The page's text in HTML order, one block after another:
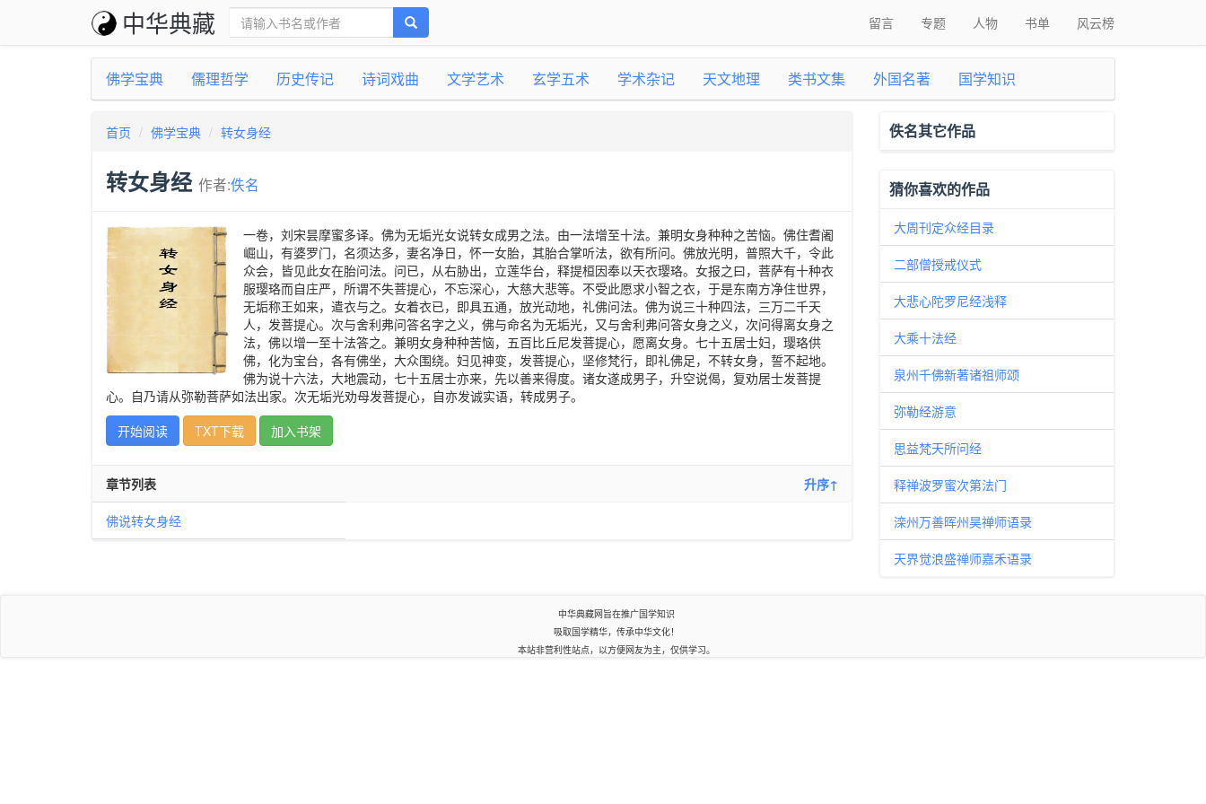
中华典藏 留言 专题 人物 书单 风云榜
佛学宝典 儒理哲学 历史传记 诗词戏曲 文学艺术 玄学五术 学术杂记 天文地理 类书文集 外国名著 国学知识
首页 佛学宝典 转女身经
转女身经 作者:佚名
一卷，刘宋昙摩蜜多译。佛为无垢光女说转女成男之法。由一法增至十法。兼明女身种种之苦恼。佛住耆阇
崛山，有婆罗门，名须达多，妻名净日，怀一女胎，其胎合掌听法，欲有所问。佛放光明，普照大千，令此
众会，皆见此女在胎问法。问已，从右胁出，立莲华台，释提桓因奉以天衣璎珞。女报之曰，菩萨有十种衣
服璎珞而自庄严，所谓不失菩提心，不忘深心，大慈大悲等。不受此愿求小智之衣，于是东南方净住世界，
无垢称王如来，遣衣与之。女着衣已，即具五通，放光动地，礼佛问法。佛为说三十种四法，三万二千天
人，发菩提心。次与舍利弗问答名字之义，佛与命名为无垢光，又与舍利弗问答女身之义，次问得离女身之
法，佛以增一至十法答之。兼明女身种种苦恼，五百比丘尼发菩提心，愿离女身。七十五居士妇，璎珞供
佛，化为宝台，各有佛坐，大众围绕。妇见神变，发菩提心，坚修梵行，即礼佛足，不转女身，誓不起地。
佛为说十六法，大地震动，七十五居士亦来，先以善来得度。诸女遂成男子，升空说偈，复劝居士发菩提
心。自乃请从弥勒菩萨如法出家。次无垢光劝母发菩提心，自亦发诚实语，转成男子。
开始阅读
TXT下载 加入书架
章节列表 升序↑
佛说转女身经
佚名其它作品
猜你喜欢的作品
大周刊定众经目录
二部僧授戒仪式
大悲心陀罗尼经浅释
大乘十法经
泉州千佛新著诸祖师颂
弥勒经游意
思益梵天所问经
释禅波罗蜜次第法门
滦州万善晖州昊禅师语录
天界觉浪盛禅师嘉禾语录
中华典藏网旨在推广国学知识
吸取国学精华，传承中华文化！
本站非营利性站点，以方便网友为主，仅供学习。